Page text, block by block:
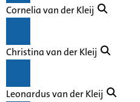
Cornelia van der Kleij
Christina van der Kleij
Leonardus van der Kleij